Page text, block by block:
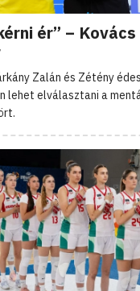
ér” – Kovács
Zalán és Zétény
lehet elválasztani a